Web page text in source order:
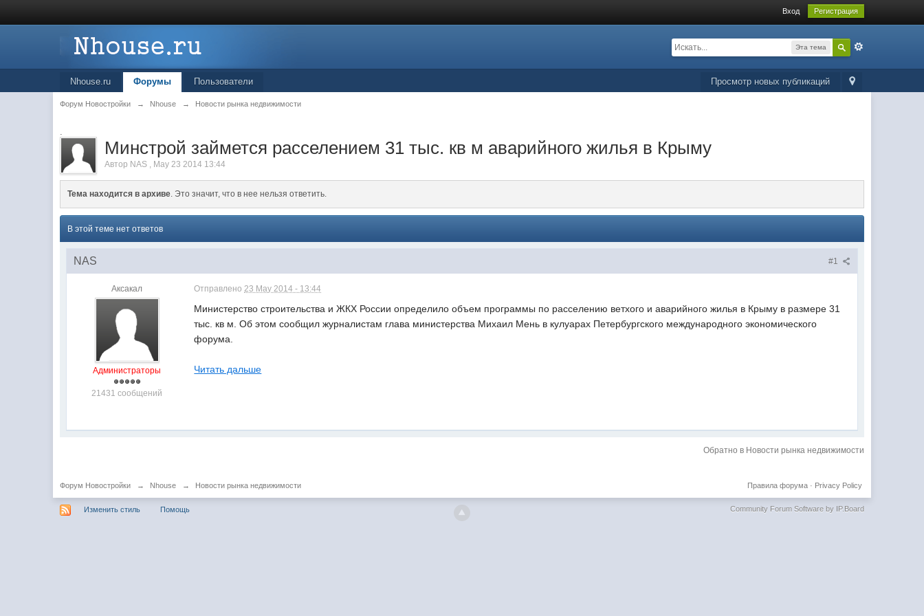
Вход Регистрация
Эта тема
Просмотр новых публикаций
Nhouse.ru Форумы Пользователи
Форум Новостройки → Nhouse → Новости рынка недвижимости
.
Минстрой займется расселением 31 тыс. кв м аварийного жилья в Крыму
Автор NAS , May 23 2014 13:44
Тема находится в архиве. Это значит, что в нее нельзя ответить.
В этой теме нет ответов
#1
NAS
Аксакал
Администраторы
21431 сообщений
Отправлено23 May 2014 - 13:44
Министерство строительства и ЖКХ России определило объем программы по расселению ветхого и аварийного жилья в Крыму в размере 31
тыс. кв м. Об этом сообщил журналистам глава министерства Михаил Мень в кулуарах Петербургского международного экономического
форума.
Читать дальше
Обратно в Новости рынка недвижимости
Форум Новостройки → Nhouse → Новости рынка недвижимости Privacy Policy
Правила форума·
Изменить стиль Помощь Community Forum Software by IP.Board